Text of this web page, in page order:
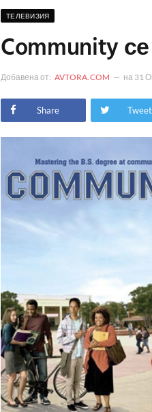
ТЕЛЕВИЗИЯ
Community
Добавена от: AVTORA.COM на 31
Share Tweet